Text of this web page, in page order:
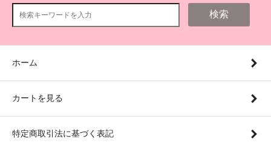
検索
ホーム
カートを見る
特定商取引法に基づく表記